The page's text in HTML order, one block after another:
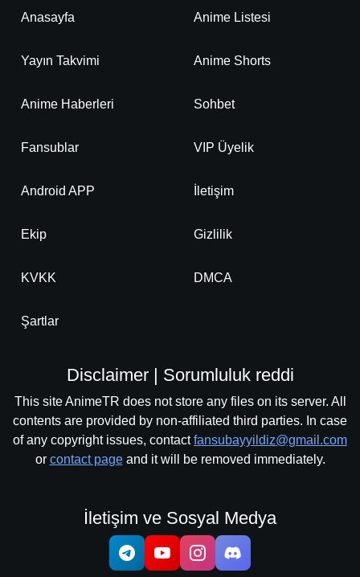
Anasayfa Anime Listesi
Yayın Takvimi Anime Shorts
Anime Haberleri Sohbet
Fansublar VIP Üyelik
Android APP İletişim
Ekip Gizlilik
KVKK DMCA
Şartlar
Disclaimer | Sorumluluk reddi
This site AnimeTR does not store any files on its server. All
contents are provided by non-affiliated third parties. In case
of any copyright issues, contactfansubayyildiz@gmail.com
or contact pageand it will be removed immediately.
İletişim ve Sosyal Medya